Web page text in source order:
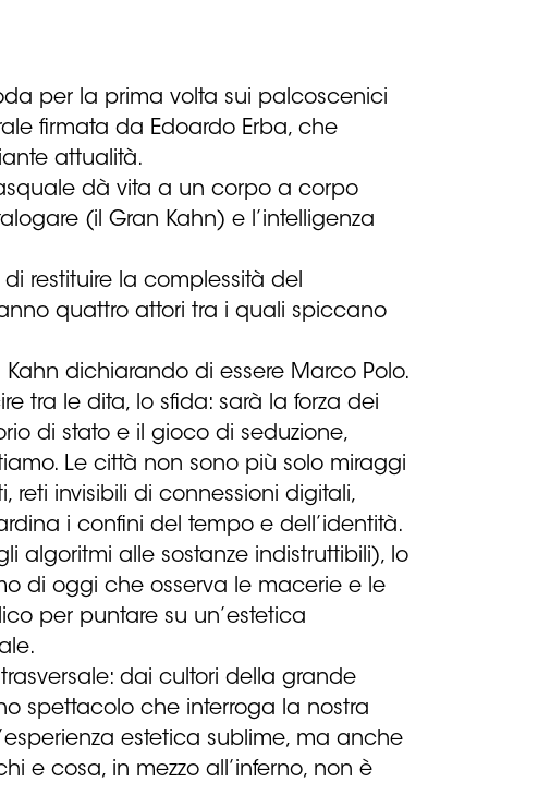
per la prima volta sui palcoscenici
firmata da Edoardo Erba, che
attualità.
dà vita a un corpo a corpo
(il Gran Kahn) e l’intelligenza
restituire la complessità del
quattro attori tra i quali spiccano
dichiarando di essere Marco Polo.
tra le dita, lo sfida: sarà la forza dei
di stato e il gioco di seduzione,
Le città non sono più solo miraggi
reti invisibili di connessioni digitali,
i confini del tempo e dell’identità.
algoritmi alle sostanze indistruttibili), lo
di oggi che osserva le macerie e le
per puntare su un’estetica
dai cultori della grande
spettacolo che interroga la nostra
estetica sublime, ma anche
e cosa, in mezzo all’inferno, non è